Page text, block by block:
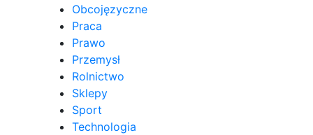
Obcojęzyczne
Praca
Prawo
Przemysł
Rolnictwo
Sklepy
Sport
Technologia